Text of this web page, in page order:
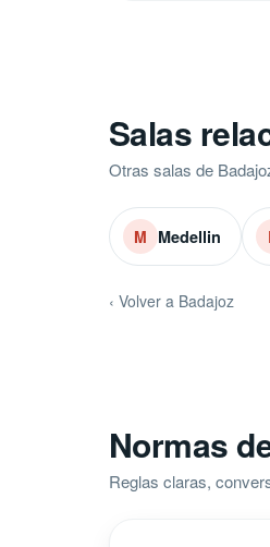
Salas
Otras salas de
M Medellin
‹ Volver a Badajoz
Normas
Reglas claras,